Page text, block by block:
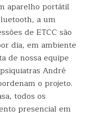
aparelho portátil
a um
de ETCC são
dia, em ambiente
de nossa equipe
André
o projeto.
todos os
presencial em